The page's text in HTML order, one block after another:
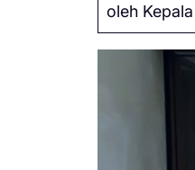
oleh